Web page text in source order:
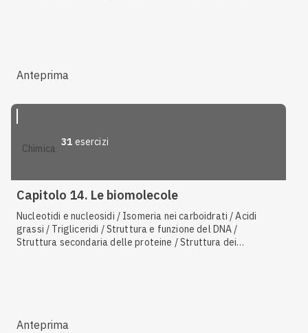
Anteprima
chimica
31 esercizi
Capitolo 14. Le biomolecole
Nucleotidi e nucleosidi / Isomeria nei carboidrati / Acidi
grassi / Trigliceridi / Struttura e funzione del DNA /
Struttura secondaria delle proteine / Struttura dei
Tipi di proteine
Anteprima